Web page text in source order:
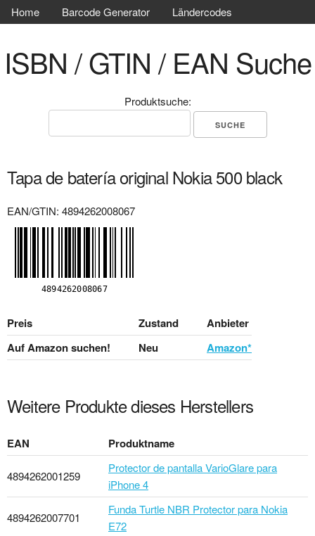
Home Barcode Generator Ländercodes
ISBN / GTIN / EAN Suche
Produktsuche:
Tapa de batería original Nokia 500 black
EAN/GTIN: 4894262008067
Preis Zustand
Anbieter
Auf Amazon suchen!
Neu Amazon*
Weitere Produkte dieses Herstellers
EAN Produktname
4894262001259
Protector de pantalla VarioGlare para
iPhone 4
4894262007701
Funda Turtle NBR Protector para Nokia
E72